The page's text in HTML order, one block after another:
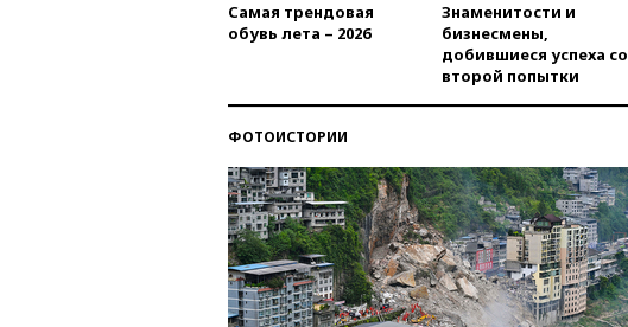
Самая трендовая
обувь лета – 2026
Знаменитости и
бизнесмены,
добившиеся успеха со
второй попытки
ФОТОИСТОРИИ